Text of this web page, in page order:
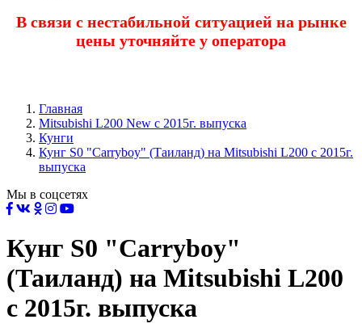
В связи с нестабильной ситуацией на рынке
цены уточняйте у оператора
Главная
Mitsubishi L200 New с 2015г. выпуска
Кунги
Кунг S0 "Carryboy" (Таиланд) на Mitsubishi L200 с 2015г.
выпуска
Мы в соцсетях
Кунг S0 "Carryboy"
(Таиланд) на Mitsubishi L200
с 2015г. выпуска